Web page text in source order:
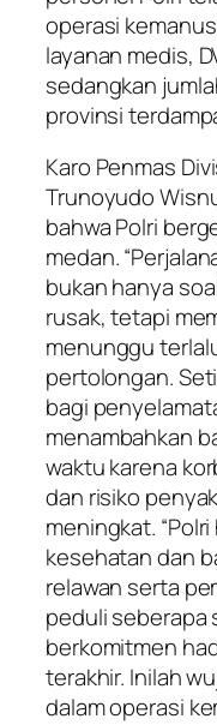
operasi
layanan medis,
sedangkan
provinsi
Karo Penmas
Trunoyudo
bahwa Polri
medan.
bukan hanya
rusak, tetapi
menunggu
pertolongan.
bagi
menambahkan
waktu karena
dan risiko
meningkat.
kesehatan dan
relawan serta
peduli seberapa
berkomitmen
terakhir. Inilah
dalam operasi